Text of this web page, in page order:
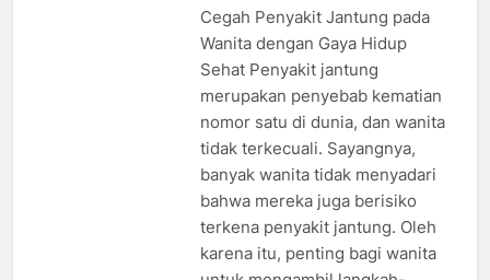
Cegah Penyakit Jantung pada
Wanita dengan Gaya Hidup
Sehat Penyakit jantung
merupakan penyebab kematian
nomor satu di dunia, dan wanita
tidak terkecuali. Sayangnya,
banyak wanita tidak menyadari
bahwa mereka juga berisiko
terkena penyakit jantung. Oleh
karena itu, penting bagi wanita